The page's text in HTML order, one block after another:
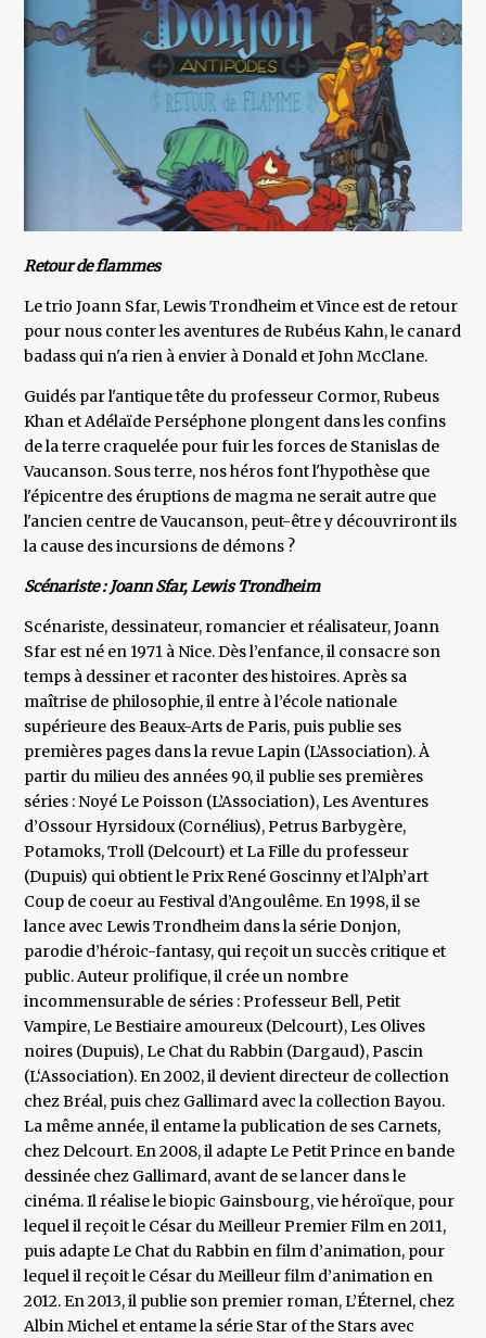
Retour de flammes
Le trio Joann Sfar, Lewis Trondheim et Vince est de retour
pour nous conter les aventures de Rubéus Kahn, le canard
badass qui n'a rien à envier à Donald et John McClane.
Guidés par l'antique tête du professeur Cormor, Rubeus
Khan et Adélaïde Perséphone plongent dans les confins
de la terre craquelée pour fuir les forces de Stanislas de
Vaucanson. Sous terre, nos héros font l'hypothèse que
l'épicentre des éruptions de magma ne serait autre que
l'ancien centre de Vaucanson, peut-être y découvriront ils
la cause des incursions de démons ?
Scénariste : Joann Sfar, Lewis Trondheim
Scénariste, dessinateur, romancier et réalisateur, Joann
Sfar est né en 1971 à Nice. Dès l’enfance, il consacre son
temps à dessiner et raconter des histoires. Après sa
maîtrise de philosophie, il entre à l’école nationale
supérieure des Beaux-Arts de Paris, puis publie ses
premières pages dans la revue Lapin (L’Association). À
partir du milieu des années 90, il publie ses premières
séries : Noyé Le Poisson (L’Association), Les Aventures
d’Ossour Hyrsidoux (Cornélius), Petrus Barbygère,
Potamoks, Troll (Delcourt) et La Fille du professeur
(Dupuis) qui obtient le Prix René Goscinny et l’Alph’art
Coup de coeur au Festival d’Angoulême. En 1998, il se
lance avec Lewis Trondheim dans la série Donjon,
parodie d’héroic-fantasy, qui reçoit un succès critique et
public. Auteur prolifique, il crée un nombre
incommensurable de séries : Professeur Bell, Petit
Vampire, Le Bestiaire amoureux (Delcourt), Les Olives
noires (Dupuis), Le Chat du Rabbin (Dargaud), Pascin
(L‘Association). En 2002, il devient directeur de collection
chez Bréal, puis chez Gallimard avec la collection Bayou.
La même année, il entame la publication de ses Carnets,
chez Delcourt. En 2008, il adapte Le Petit Prince en bande
dessinée chez Gallimard, avant de se lancer dans le
cinéma. Il réalise le biopic Gainsbourg, vie héroïque, pour
lequel il reçoit le César du Meilleur Premier Film en 2011,
puis adapte Le Chat du Rabbin en film d’animation, pour
lequel il reçoit le César du Meilleur film d’animation en
2012. En 2013, il publie son premier roman, L’Éternel, chez
Albin Michel et entame la série Star of the Stars avec